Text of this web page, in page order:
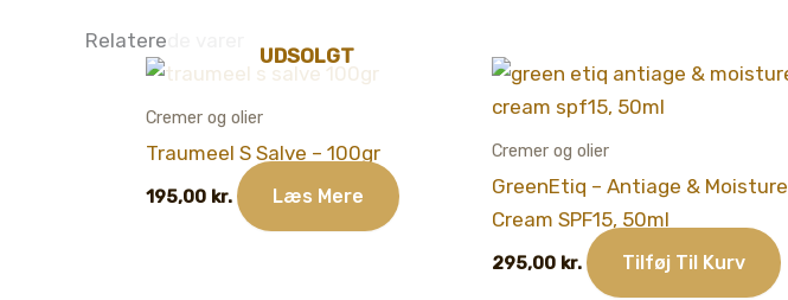
Relaterede varer
UDSOLGT
Cremer og olier
Traumeel S Salve – 100gr
195,00 kr. Læs Mere
Cremer og olier
GreenEtiq – Antiage & Moisture
Cream SPF15, 50ml
295,00 kr. Tilføj Til Kurv